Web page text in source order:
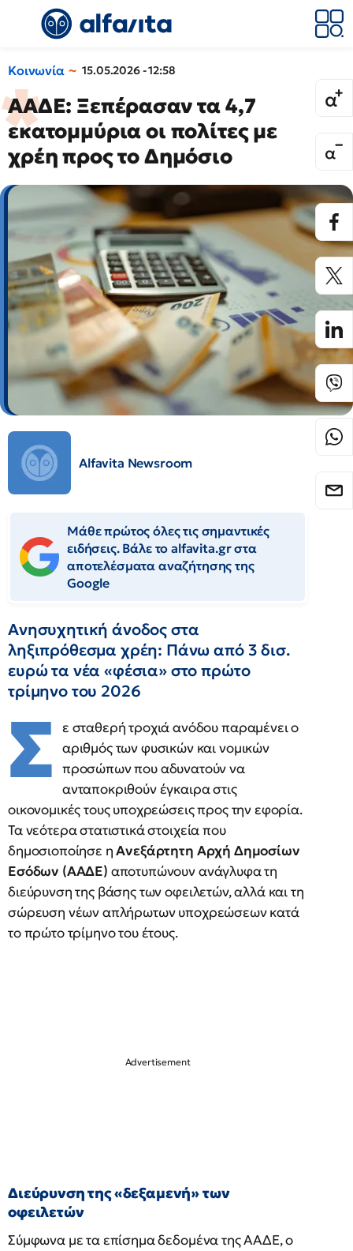
Κοινωνία 15.05.2026 - 12:58
ΑΑΔΕ: Ξεπέρασαν τα 4,7
εκατομμύρια οι πολίτες με
χρέη προς το Δημόσιο
Alfavita Newsroom
Μάθε πρώτος όλες τις σημαντικές
ειδήσεις. Βάλε το alfavita.gr στα
αποτελέσματα αναζήτησης της
Google
Ανησυχητική άνοδος στα
ληξιπρόθεσμα χρέη: Πάνω από 3 δισ.
ευρώ τα νέα «φέσια» στο πρώτο
τρίμηνο του 2026
Σ ε σταθερή τροχιά ανόδου παραμένει ο
αριθμός των φυσικών και νομικών
προσώπων που αδυνατούν να
ανταποκριθούν έγκαιρα στις
οικονομικές τους υποχρεώσεις προς την εφορία.
Τα νεότερα στατιστικά στοιχεία που
δημοσιοποίησε ηΑνεξάρτητη Αρχή Δημοσίων
Εσόδων (ΑΑΔΕ) αποτυπώνουν ανάγλυφα τη
διεύρυνση της βάσης των οφειλετών, αλλά και τη
σώρευση νέων απλήρωτων υποχρεώσεων κατά
το πρώτο τρίμηνο του έτους.
Διεύρυνση της «δεξαμενή» των
οφειλετών
Σύμφωνα με τα επίσημα δεδομένα της ΑΑΔΕ, ο